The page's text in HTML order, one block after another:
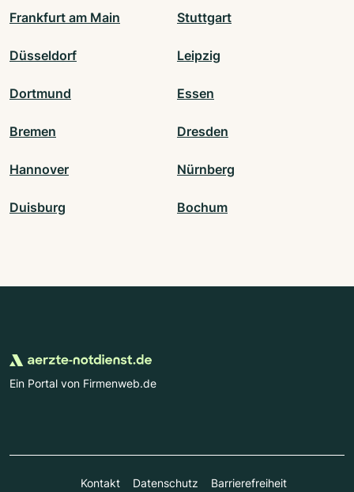
Frankfurt am Main Stuttgart
Düsseldorf Leipzig
Dortmund Essen
Bremen Dresden
Hannover Nürnberg
Duisburg Bochum
Ein Portal von Firmenweb.de
Kontakt Datenschutz Barrierefreiheit